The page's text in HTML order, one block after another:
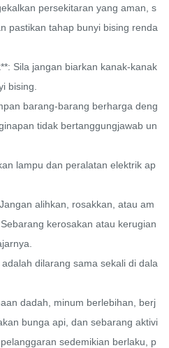
persekitaran yang aman, s
pastikan tahap bunyi bising renda
Sila jangan biarkan kanak-kanak
bising.
barang-barang berharga deng
tidak bertanggungjawab un
lampu dan peralatan elektrik ap
alihkan, rosakkan, atau am
kerosakan atau kerugian
dilarang sama sekali di dala
dadah, minum berlebihan, berj
bunga api, dan sebarang aktivi
sedemikian berlaku, p